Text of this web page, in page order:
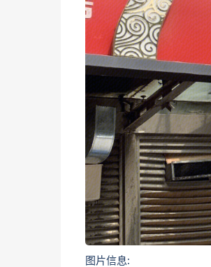
图片信息: